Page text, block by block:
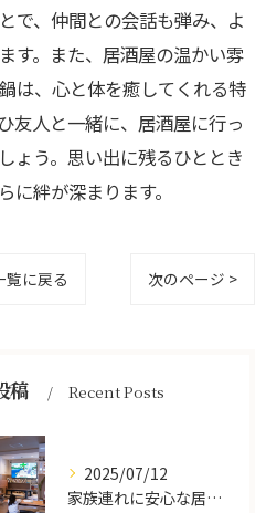
で、仲間との会話も弾み、よ
す。また、居酒屋の温かい雰
は、心と体を癒してくれる特
友人と一緒に、居酒屋に行っ
ょう。思い出に残るひととき
に絆が深まります。
覧に戻る 次のページ >
稿 Recent Posts
2025/07/12
家族連れに安心な居酒屋体験